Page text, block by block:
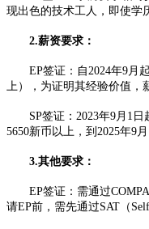
现出色的技术工人，即使学
2.薪资要求：​
EP签证：自2024年9月起
上），为证明其经验价值
SP签证：2023年9月1日
5650新币以上，到2025年9
3.其他要求：
EP签证：需通过
请EP前，需先通过SAT（